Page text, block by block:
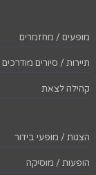
מופעים / מחזמרים
תיירות / סיורים מודרכים
קהילה לצאת
הצגות / מופעי בידור
הופעות / מוסיקה